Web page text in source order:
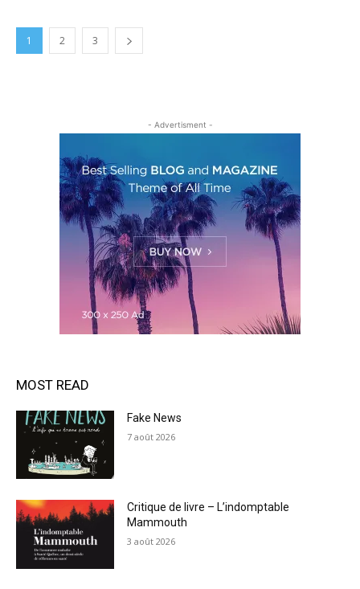
1 2 3
- Advertisment -
MOST READ
Fake News
7 août 2026
Critique de livre – L’indomptable
Mammouth
3 août 2026